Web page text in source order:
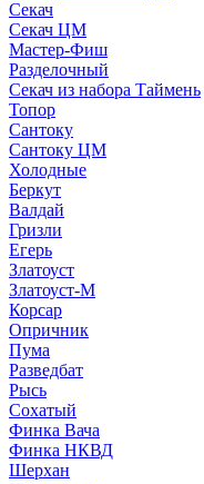
Секач
Секач ЦМ
Мастер-Фиш
Разделочный
Секач из набора Таймень
Топор
Сантоку
Сантоку ЦМ
Холодные
Беркут
Валдай
Гризли
Егерь
Златоуст
Златоуст-М
Корсар
Опричник
Пума
Разведбат
Рысь
Сохатый
Финка Вача
Финка НКВД
Шерхан